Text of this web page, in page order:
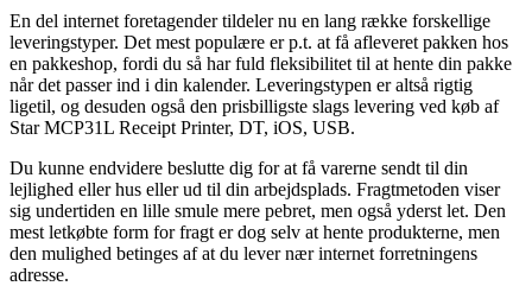
En del internet foretagender tildeler nu en lang række forskellige
leveringstyper. Det mest populære er p.t. at få afleveret pakken hos
en pakkeshop, fordi du så har fuld fleksibilitet til at hente din pakke
når det passer ind i din kalender. Leveringstypen er altså rigtig
ligetil, og desuden også den prisbilligste slags levering ved køb af
Star MCP31L Receipt Printer, DT, iOS, USB.
Du kunne endvidere beslutte dig for at få varerne sendt til din
lejlighed eller hus eller ud til din arbejdsplads. Fragtmetoden viser
sig undertiden en lille smule mere pebret, men også yderst let. Den
mest letkøbte form for fragt er dog selv at hente produkterne, men
den mulighed betinges af at du lever nær internet forretningens
adresse.